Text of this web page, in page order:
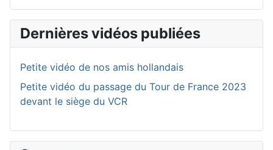
Dernières vidéos publiées
Petite vidéo de nos amis hollandais
Petite vidéo du passage du Tour de France 2023
devant le siège du VCR